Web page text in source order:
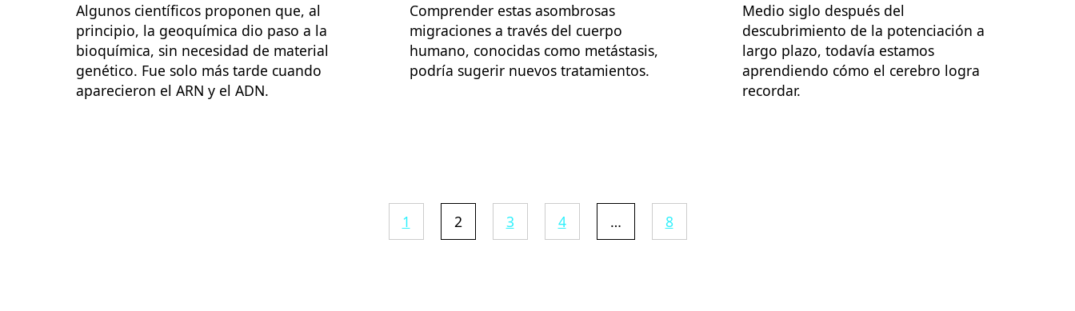
Algunos científicos proponen que, al
principio, la geoquímica dio paso a la
bioquímica, sin necesidad de material
genético. Fue solo más tarde cuando
aparecieron el ARN y el ADN.
Comprender estas asombrosas
migraciones a través del cuerpo
humano, conocidas como metástasis,
podría sugerir nuevos tratamientos.
Medio siglo después del
descubrimiento de la potenciación a
largo plazo, todavía estamos
aprendiendo cómo el cerebro logra
recordar.
1 2 3 4 … 8